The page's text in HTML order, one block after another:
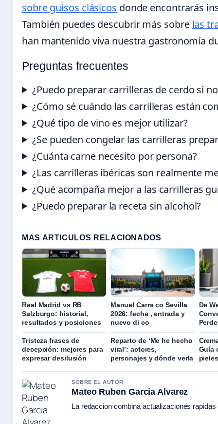
sobre guisos clásicos donde encontrarás
También puedes descubrir más sobre las
han mantenido viva nuestra gastronomía
Preguntas frecuentes
¿Puedo preparar carrilleras de cerdo si
¿Cómo sé cuándo las carrilleras están
¿Qué tipo de vino es mejor utilizar?
¿Se pueden congelar las carrilleras
¿Cuánta carne necesito por persona?
¿Las carrilleras ibéricas son realmente
¿Qué acompaña mejor a las carrilleras
¿Puedo preparar la receta sin alcohol?
MAS ARTICULOS RELACIONADOS
Real Madrid vs RB
Salzburgo: historial,
resultados y posiciones
Manuel Carra co Sevilla
2026: fecha , entrada y
nuevo di co
De
Tristeza frases de
decepción: mejores para
expresar desilusión
Reparto de ‘Me he hecho
viral’: actores,
personajes y dónde verla
Guía
SOBRE EL AUTOR
Mateo Ruben Garcia Alvarez
La redaccion combina actualizaciones